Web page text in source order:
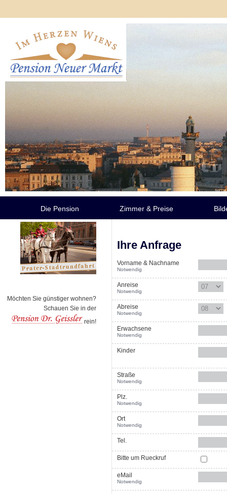
Die Pension Zimmer & Preise
Möchten Sie günstiger wohnen?
Schauen Sie in der
rein!
Ihre Anfrage
Vorname & Nachname
Notwendig
Anreise
Notwendig
Abreise
Notwendig
Erwachsene
Notwendig
Kinder
Straße
Notwendig
Plz.
Notwendig
Ort
Notwendig
Tel.
Bitte um Rueckruf
eMail
Notwendig